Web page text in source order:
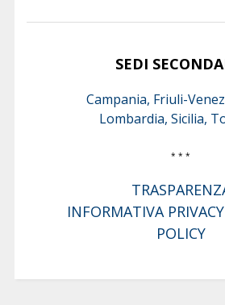
SEDI
Campania, Friuli-
Lombardia, Sicilia,
* * *
INFORMATIVA
POLICY